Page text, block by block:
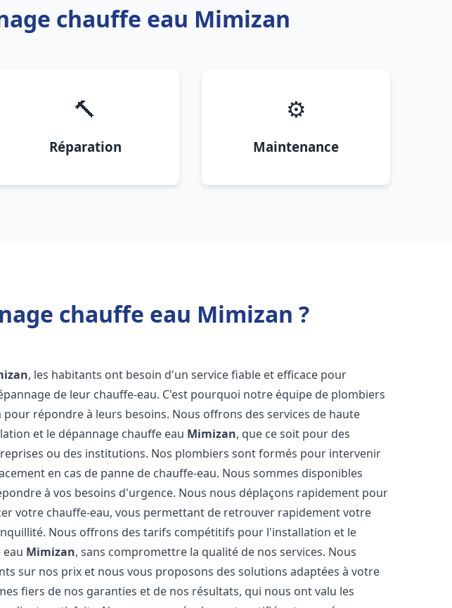
chauffe eau Mimizan
🔨
Réparation
⚙️
Maintenance
chauffe eau Mimizan ?
, les habitants ont besoin d'un service fiable et efficace pour
de leur chauffe-eau. C'est pourquoi notre équipe de plombiers
pour répondre à leurs besoins. Nous offrons des services de haute
et le dépannage chauffe eau Mimizan, que ce soit pour des
ou des institutions. Nos plombiers sont formés pour intervenir
en cas de panne de chauffe-eau. Nous sommes disponibles
à vos besoins d'urgence. Nous nous déplaçons rapidement pour
votre chauffe-eau, vous permettant de retrouver rapidement votre
Nous offrons des tarifs compétitifs pour l'installation et le
Mimizan, sans compromettre la qualité de nos services. Nous
sur nos prix et nous vous proposons des solutions adaptées à votre
fiers de nos garanties et de nos résultats, qui nous ont valu les